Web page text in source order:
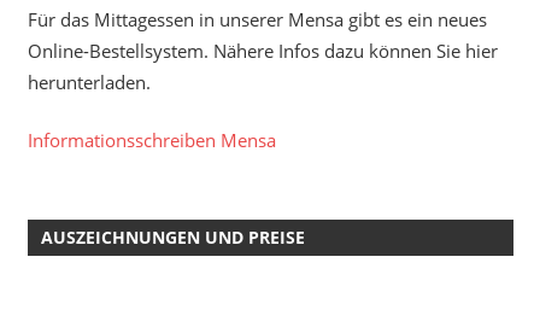
Für das Mittagessen in unserer Mensa gibt es ein neues
Online-Bestellsystem. Nähere Infos dazu können Sie hier
herunterladen.
Informationsschreiben Mensa
AUSZEICHNUNGEN UND PREISE